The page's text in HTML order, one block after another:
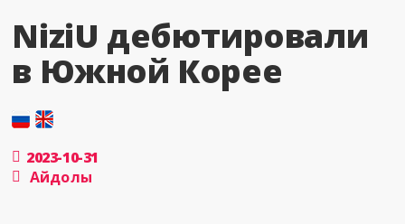
NiziU дебютировали
в Южной Корее
2023-10-31
Айдолы